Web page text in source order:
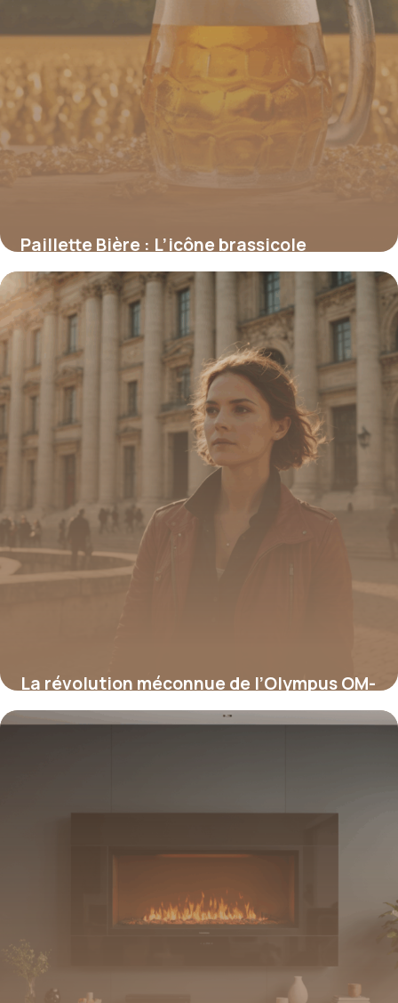
Paillette Bière : L’icône brassicole
normande aux multiples facettes
16 juin 2026
La révolution méconnue de l’Olympus OM-
D E-M5 : le secret qui allie légèreté,